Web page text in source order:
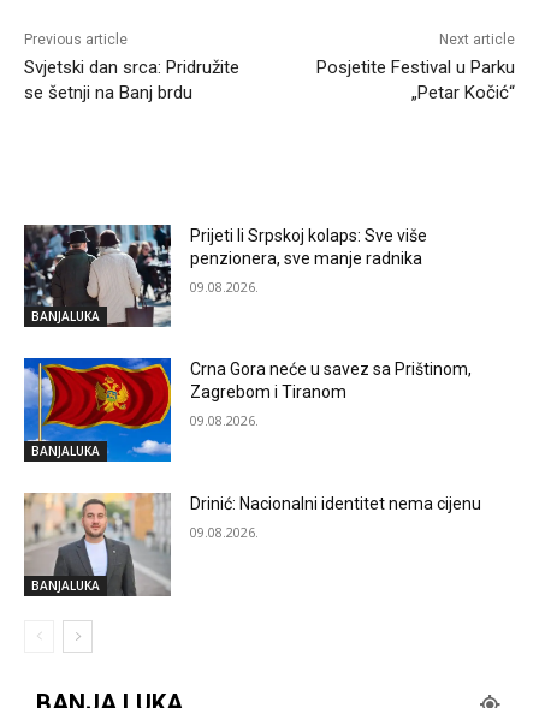
Previous article
Svjetski dan srca: Pridružite
se šetnji na Banj brdu
Next article
Posjetite Festival u Parku
„Petar Kočić“
BANJALUKA
Prijeti li Srpskoj kolaps: Sve više
penzionera, sve manje radnika
09.08.2026.
BANJALUKA
Crna Gora neće u savez sa Prištinom,
Zagrebom i Tiranom
09.08.2026.
BANJALUKA
Drinić: Nacionalni identitet nema cijenu
09.08.2026.